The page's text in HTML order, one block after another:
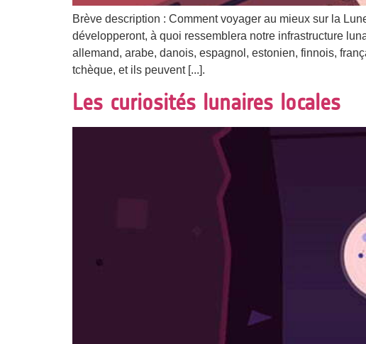
Brève description : Comment voyager au mieux sur la
développeront, à quoi ressemblera notre infrastructure
allemand, arabe, danois, espagnol, estonien, finnois,
tchèque, et ils peuvent [...].
Les curiosités lunaires locales